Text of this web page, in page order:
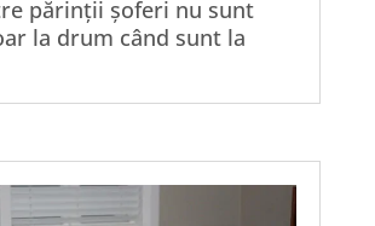
părinții șoferi nu sunt
la drum când sunt la